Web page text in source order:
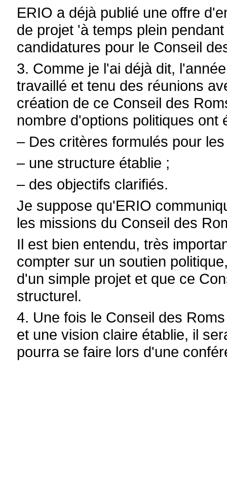
ERIO a déjà publié une offre
de projet 'à temps plein
candidatures pour le Conseil
3. Comme je l'ai déjà dit,
travaillé et tenu des réunions
création de ce Conseil des
nombre d'options politiques
– Des critères formulés pour
– une structure établie ;
– des objectifs clarifiés.
Je suppose qu'ERIO
les missions du Conseil des
Il est bien entendu, très
compter sur un soutien
d'un simple projet et que ce
structurel.
4. Une fois le Conseil des
et une vision claire établie, il
pourra se faire lors d'une